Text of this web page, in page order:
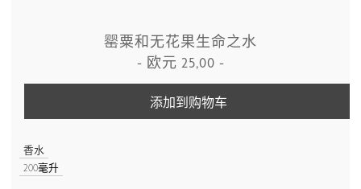
罂粟和无花果生命之水
- 欧元 25,00 -
添加到购物车
香水
200毫升